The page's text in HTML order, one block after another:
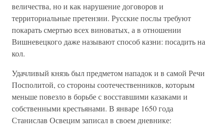
величества, но и как нарушение договоров и
территориальные претензии. Русские послы требуют
покарать смертью всех виноватых, а в отношении
Вишневецкого даже называют способ казни: посадить на
кол.
Удачливый князь был предметом нападок и в самой Речи
Посполитой, со стороны соотечественников, которым
меньше повезло в борьбе с восставшими казаками и
собственными крестьянами. В январе 1650 года
Станислав Освецим записал в своем дневнике: